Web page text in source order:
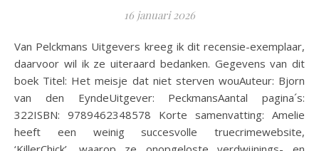
16 januari 2026
Van Pelckmans Uitgevers kreeg ik dit recensie-exemplaar,
daarvoor wil ik ze uiteraard bedanken. Gegevens van dit
boek Titel: Het meisje dat niet sterven wouAuteur: Bjorn
van den EyndeUitgever: PeckmansAantal pagina´s:
322ISBN: 9789462348578 Korte samenvatting: Amelie
heeft een weinig succesvolle truecrimewebsite,